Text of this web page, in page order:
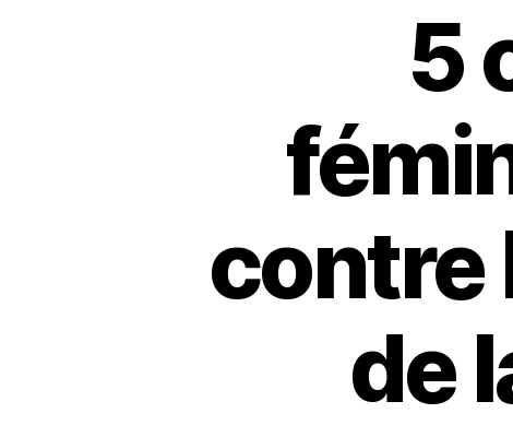
5
contre
de